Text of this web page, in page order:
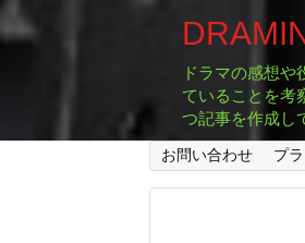
ドラマの感想
ていることを考
つ記事を作成し
お問い合わせ プ